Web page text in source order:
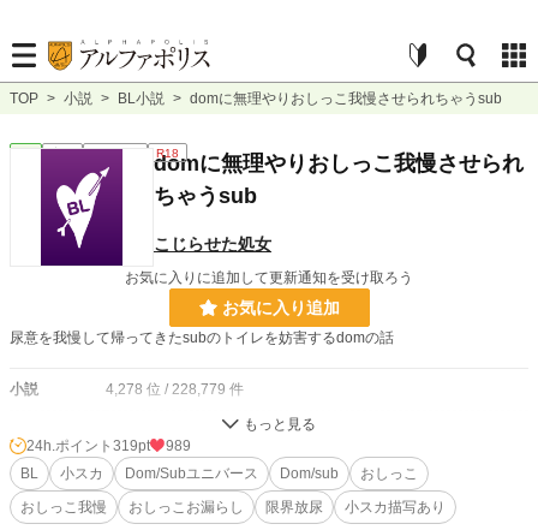
TOP > 小説 > BL小説 > domに無理やりおしっこ我慢させられちゃうsub
完結 ｼｮｰﾄｼｮｰﾄ R18
domに無理やりおしっこ我慢させられ
ちゃうsub
こじらせた処女
お気に入りに追加して更新通知を受け取ろう
お気に入り追加
尿意を我慢して帰ってきたsubのトイレを妨害するdomの話
小説 4,278 位 / 228,779 件
お気に入り 276
24h.ポイント 319 pt
24h.ポイント 319pt
989
BL
小スカ Dom/Subユニバース Dom/sub
おしっこ
おしっこ我慢
おしっこお漏らし 限界放尿 小スカ描写あり